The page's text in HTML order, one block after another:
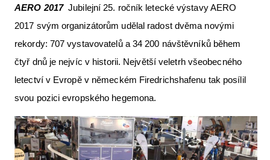
AERO 2017Jubilejní 25. ročník letecké výstavy AERO
2017 svým organizátorům udělal radost dvěma novými
rekordy: 707 vystavovatelů a 34 200 návštěvníků během
čtyř dnů je nejvíc v historii. Největší veletrh všeobecného
letectví v Evropě v německém Firedrichshafenu tak posílil
svou pozici evropského hegemona.
Pro piloty
Série & speciály
Aktuální FR + archiv
Letecká muzea
VFR Communication app
The SAFE Guide app